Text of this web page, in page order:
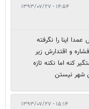
۱۴:۵۴ - ۱۳۹۳/۰۷/۲۷
اینا را نگرفته
و اقتدارش زیر
کنه اما نکنه تازه
شهر نیستن
۱۵:۱۴ - ۱۳۹۳/۰۷/۲۷